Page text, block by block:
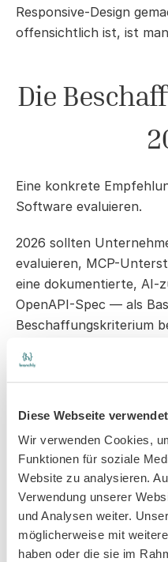
Diese Webseite
Wir verwenden Cookies,
Funktionen für soziale
Website zu analysieren.
Verwendung unserer
und Analysen weiter.
möglicherweise mit
haben oder die sie im
Responsive-Design
offensichtlich ist, ist
Die
Eine konkrete
Software evaluieren.
2026 sollten
evaluieren, MCP-
eine dokumentierte, AI-
OpenAPI-Spec — als
Beschaffungskriterium
Audit-Logging fragt.
Baseline.
Die Frage an Anbieter
AI Agent mit eurem
„gar nicht“ oder „per
denken darüber nach“
Nicht unbedingt ein
Anwendungsfall, aber
Anbieter über die